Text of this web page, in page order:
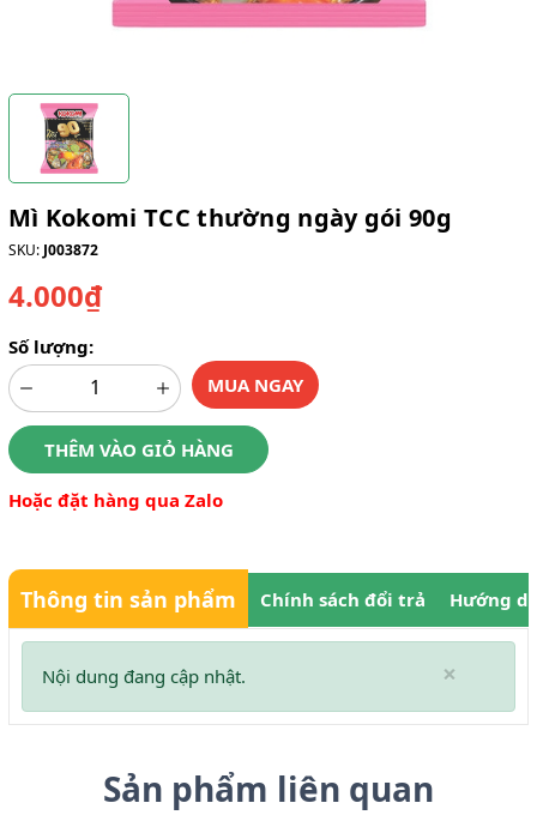
Mì Kokomi TCC thường ngày gói 90g
SKU: J003872
4.000₫
Số lượng:
MUA NGAY
THÊM VÀO GIỎ HÀNG
Hoặc đặt hàng qua Zalo
Thông tin sản phẩm Chính sách đổi trả Hướng
×
Nội dung đang cập nhật.
Sản phẩm liên quan